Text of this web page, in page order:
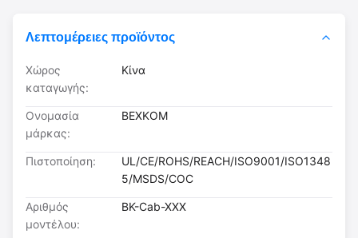
Λεπτομέρειες προϊόντος
Χώρος
καταγωγής:
Κίνα
Ονομασία
μάρκας:
BEXKOM
Πιστοποίηση:
UL/CE/ROHS/REACH/ISO9001/ISO1348
5/MSDS/COC
Αριθμός
μοντέλου:
BK-Cab-XXX